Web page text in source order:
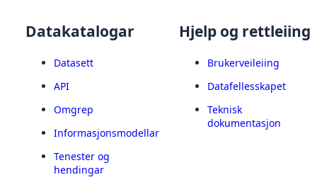
Datakatalogar
Datasett
API
Omgrep
Informasjonsmodellar
Tenester og
hendingar
Hjelp og rettleiing
Brukerveileiing
Datafellesskapet
Teknisk
dokumentasjon